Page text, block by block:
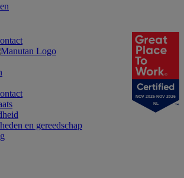
en gereedschap
NOV 2025-NOV 2026
NL